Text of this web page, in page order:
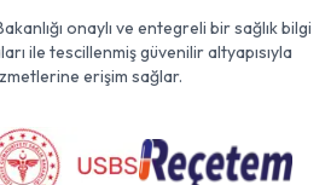
onaylı ve entegreli bir sağlık bilgi
ile tescillenmiş güvenilir altyapısıyla
erişim sağlar.